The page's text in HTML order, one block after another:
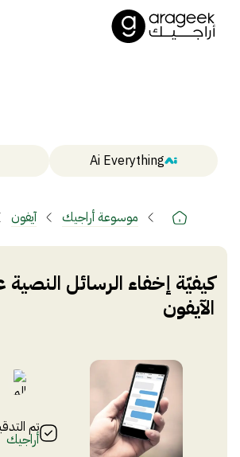
Ai Everything
موسوعة أراجيك آيفون
كيفيّة إخفاء الرسائل
الآيفون
تم
أراجيك